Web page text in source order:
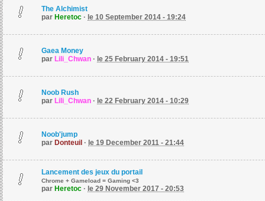
The Alchimist
par Heretoc · le 10 September 2014 - 19:24
Gaea Money
par Lili_Chwan · le 25 February 2014 - 19:51
Noob Rush
par Lili_Chwan · le 22 February 2014 - 10:29
Noob'jump
par Donteuil · le 19 December 2011 - 21:44
Lancement des jeux du portail
Chrome + Gameload = Gaming <3
par Heretoc · le 29 November 2017 - 20:53